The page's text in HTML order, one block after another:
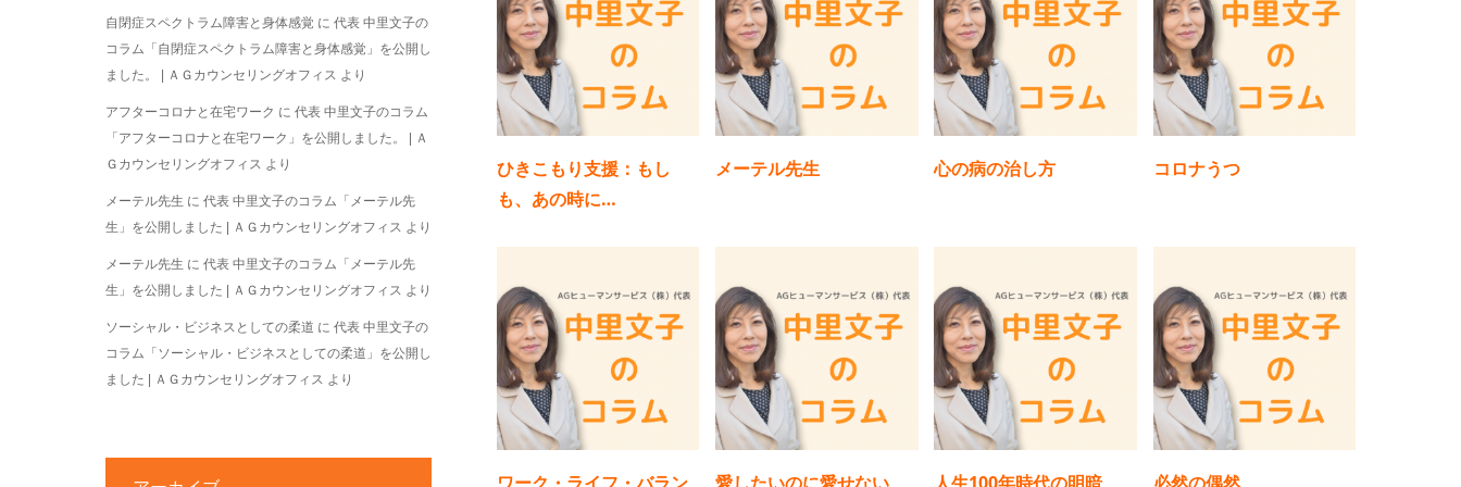
ひきこもり支援：もし
も、あの時に…
メーテル先生 心の病の治し方 コロナうつ
ワーク・ライフ・バラン 愛したいのに愛せない 人生100年時代の明暗 必然の偶然
自閉症スペクトラム障害と身体感覚 に 代表 中里文子の
コラム「自閉症スペクトラム障害と身体感覚」を公開し
ました。 | ＡＧカウンセリングオフィス より
アフターコロナと在宅ワーク に 代表 中里文子のコラム
「アフターコロナと在宅ワーク」を公開しました。 | Ａ
Ｇカウンセリングオフィス より
メーテル先生 に 代表 中里文子のコラム「メーテル先
生」を公開しました | ＡＧカウンセリングオフィス より
メーテル先生 に 代表 中里文子のコラム「メーテル先
生」を公開しました | ＡＧカウンセリングオフィス より
ソーシャル・ビジネスとしての柔道 に 代表 中里文子の
コラム「ソーシャル・ビジネスとしての柔道」を公開し
ました | ＡＧカウンセリングオフィス より